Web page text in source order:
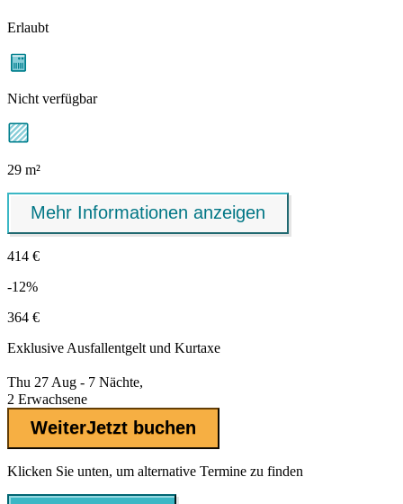
Erlaubt
Nicht verfügbar
29 m²
Mehr Informationen anzeigen
414 €
-12%
364 €
Exklusive Ausfallentgelt und Kurtaxe
Thu 27 Aug - 7 Nächte,
2 Erwachsene
WeiterJetzt buchen
Klicken Sie unten, um alternative Termine zu finden